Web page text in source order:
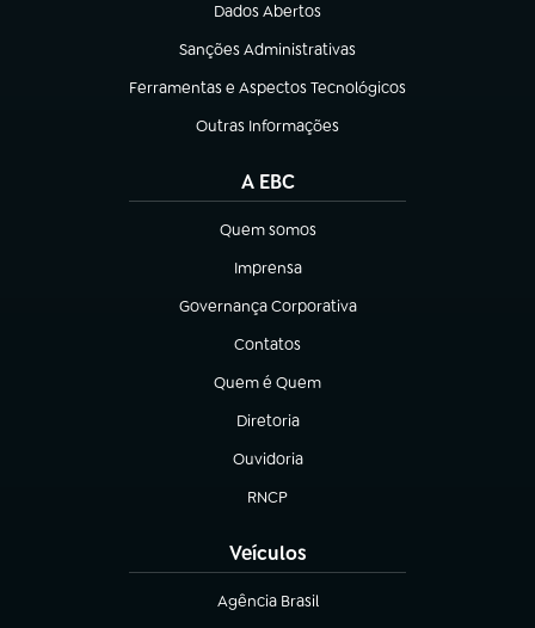
Dados Abertos
(abre em nova aba)
Sanções Administrativas
(abre em nova aba)
Ferramentas e Aspectos Tecnológicos
(abre em nova aba)
Outras Informações
(abre em nova aba)
A EBC
Quem somos
(abre em nova aba)
Imprensa
(abre em nova aba)
Governança Corporativa
(abre em nova aba)
Contatos
(abre em nova aba)
Quem é Quem
(abre em nova aba)
Diretoria
(abre em nova aba)
Ouvidoria
(abre em nova aba)
RNCP
(abre em nova aba)
Veículos
Agência Brasil
(abre em nova aba)